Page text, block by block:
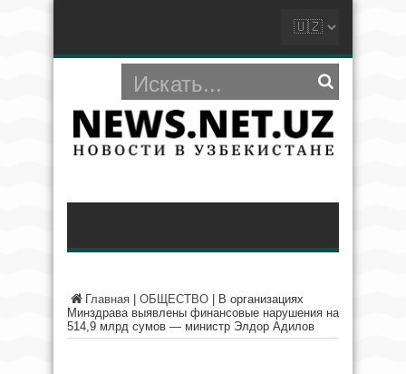
Главная ОБЩЕСТВО
В организациях
Минздрава выявлены финансовые нарушения на
514,9 млрд сумов — министр Элдор Адилов